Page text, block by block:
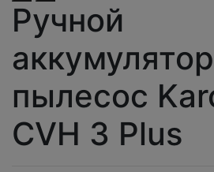
Ручной
пылесос
CVH 3 Plus